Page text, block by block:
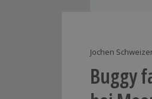
Jochen
Buggy